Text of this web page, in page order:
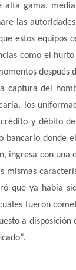
alta gama,
las
estos equipos
como el
captura del
los
y débito
bancario donde
ingresa con
mismas
que ya había
fueron
a